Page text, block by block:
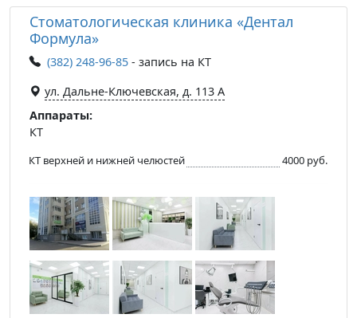
Стоматологическая клиника «Дентал
Формула»
(382) 248-96-85 - запись на КТ
ул. Дальне-Ключевская, д. 113 А
Аппараты:
КТ
КТ верхней и нижней челюстей 4000 руб.